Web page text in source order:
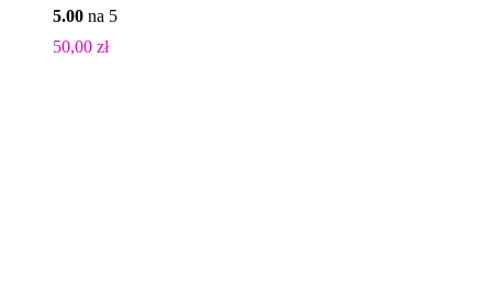
5.00 na 5
50,00 zł